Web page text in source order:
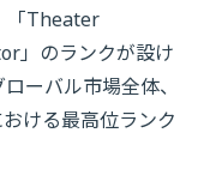
「Theater
」のランクが設け
ーバル市場全体、
ける最高位ランク